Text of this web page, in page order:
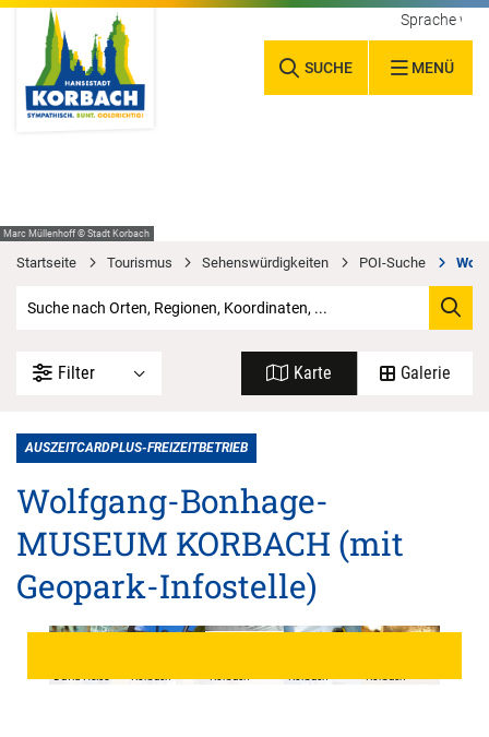
SUCHE MENÜ
Sprache
Marc Müllenhoff © Stadt Korbach
Startseite Tourismus Sehenswürdigkeiten POI-Suche
Filter Karte Galerie
AUSZEITCARDPLUS-FREIZEITBETRIEB
Wolfgang-Bonhage-
MUSEUM KORBACH (mit
Geopark-Infostelle)